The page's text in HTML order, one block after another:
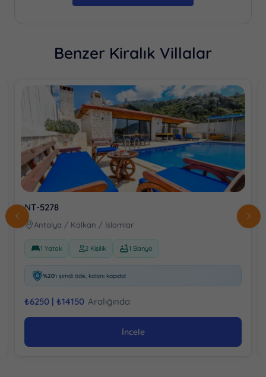
Benzer Kiralık Villalar
NT-5278
Antalya / Kalkan / İslamlar
1 Yatak 2 Kişilik 1 Banyo
%20'ı şimdi öde, kalanı kapıda!
₺6250 | ₺14150 Aralığında
İncele